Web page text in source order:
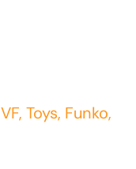
Toys, Funko,